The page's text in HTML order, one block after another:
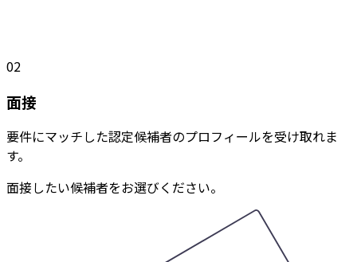
02
面接
要件にマッチした認定候補者のプロフィールを受け取れま
す。
面接したい候補者をお選びください。